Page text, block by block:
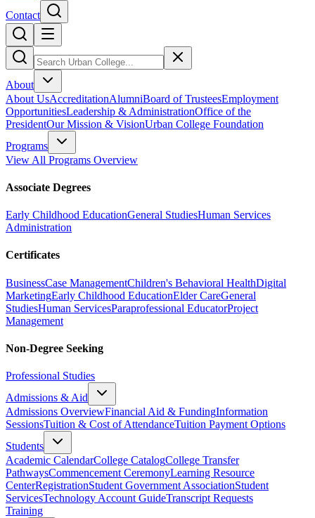
Contact
About
About UsAccreditationAlumniBoard of TrusteesEmployment
OpportunitiesLeadership & AdministrationOffice of the
PresidentOur Mission & VisionUrban College Foundation
Programs
View All Programs Overview
Associate Degrees
Early Childhood EducationGeneral StudiesHuman Services
Administration
Certificates
BusinessCase ManagementChildren's Behavioral HealthDigital
MarketingEarly Childhood EducationElder CareGeneral
StudiesHuman ServicesParaprofessional EducatorProject
Management
Non-Degree Seeking
Professional Studies
Admissions & Aid
Admissions OverviewFinancial Aid & FundingInformation
SessionsTuition & Cost of AttendanceTuition Payment Options
Students
Academic CalendarCollege CatalogCollege Transfer
PathwaysCommencement CeremonyLearning Resource
CenterRegistrationStudent Government AssociationStudent
ServicesTechnology Account GuideTranscript Requests
Training